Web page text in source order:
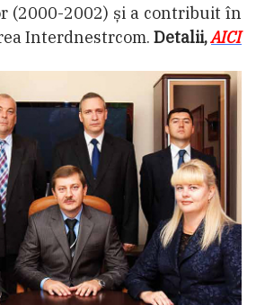
(2000-2002) și a contribuit în
Interdnestrcom. Detalii,AICI